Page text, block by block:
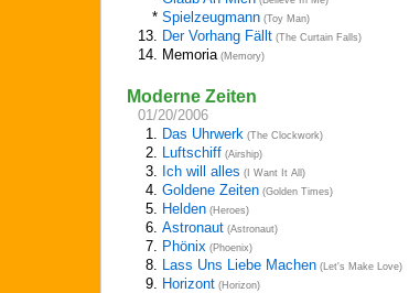
* Spielzeugmann (Toy Man)
13. Der Vorhang Fällt (The Curtain Falls)
14. Memoria(Memory)
Moderne Zeiten
01/20/2006
1. Das Uhrwerk (The Clockwork)
2. Luftschiff (Airship)
3. Ich will alles (I Want It All)
4. Goldene Zeiten (Golden Times)
5. Helden (Heroes)
6. Astronaut (Astronaut)
7. Phönix (Phoenix)
8. Lass Uns Liebe Machen (Let's Make Love)
9. Horizont (Horizon)